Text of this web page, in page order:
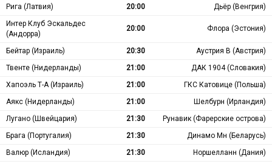
Рига (Латвия)
20:00
Дьёр (Венгрия)
Интер Клуб Эскальдес
(Андорра)
20:00 Флора (Эстония)
Бейтар (Израиль) 20:30
Аустрия В (Австрия)
Твенте (Нидерланды)
21:00
ДАК 1904 (Словакия)
Хапоэль Т-А (Израиль)
21:00
ГКС Катовице (Польша)
Аякс (Нидерланды)
21:00
Шелбурн (Ирландия)
Лугано (Швейцария)
21:30
Рунавик (Фарерские острова)
Брага (Португалия)
21:30
Динамо Мн (Беларусь)
Валюр (Исландия)
21:30
Норшелланн (Дания)